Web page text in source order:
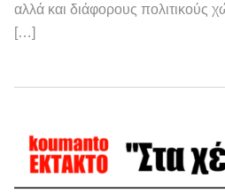
αλλά και διάφορους πολιτικούς
[…]